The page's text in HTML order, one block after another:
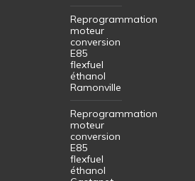
Reprogrammation
moteur
conversion
E85
flexfuel
éthanol
Ramonville
Reprogrammation
moteur
conversion
E85
flexfuel
éthanol